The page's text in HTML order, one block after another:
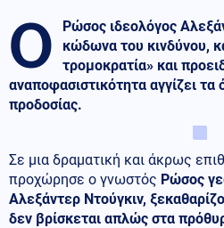
Ο
Ρώσος ιδεολόγος
κώδωνα του κινδύνου,
τρομοκρατία» και
αναποφασιστικότητα αγγίζει τα
προδοσίας.
Σε μια δραματική και άκρως
προχώρησε ο γνωστός Ρώσος
Αλεξάντερ Ντούγκιν,
δεν βρίσκεται απλώς στα